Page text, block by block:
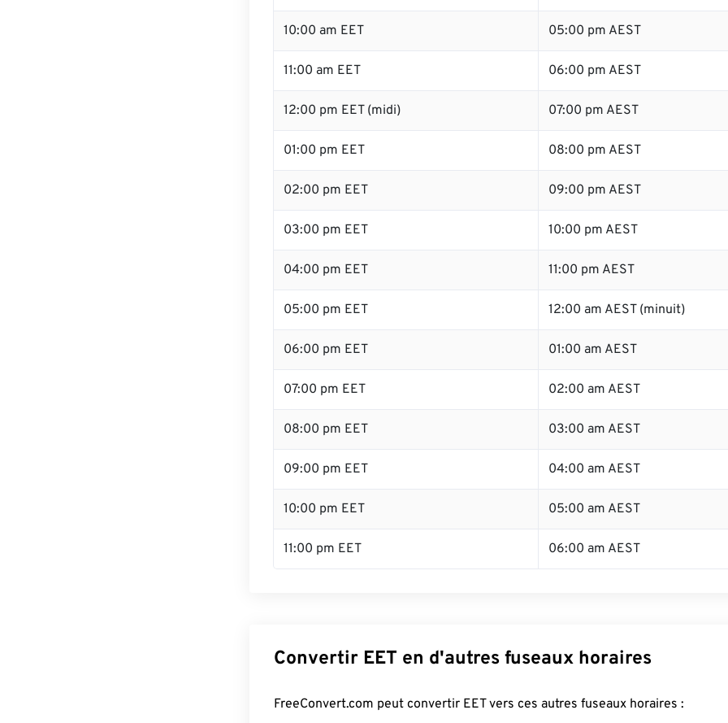
10:00 am EET 05:00 pm AEST
11:00 am EET 06:00 pm AEST
12:00 pm EET (midi) 07:00 pm AEST
01:00 pm EET 08:00 pm AEST
02:00 pm EET 09:00 pm AEST
03:00 pm EET 10:00 pm AEST
04:00 pm EET 11:00 pm AEST
05:00 pm EET 12:00 am AEST (minuit)
06:00 pm EET 01:00 am AEST
07:00 pm EET 02:00 am AEST
08:00 pm EET 03:00 am AEST
09:00 pm EET 04:00 am AEST
10:00 pm EET 05:00 am AEST
11:00 pm EET 06:00 am AEST
Convertir EET en d'autres fuseaux horaires
FreeConvert.com peut convertir EET vers ces autres fuseaux horaires :